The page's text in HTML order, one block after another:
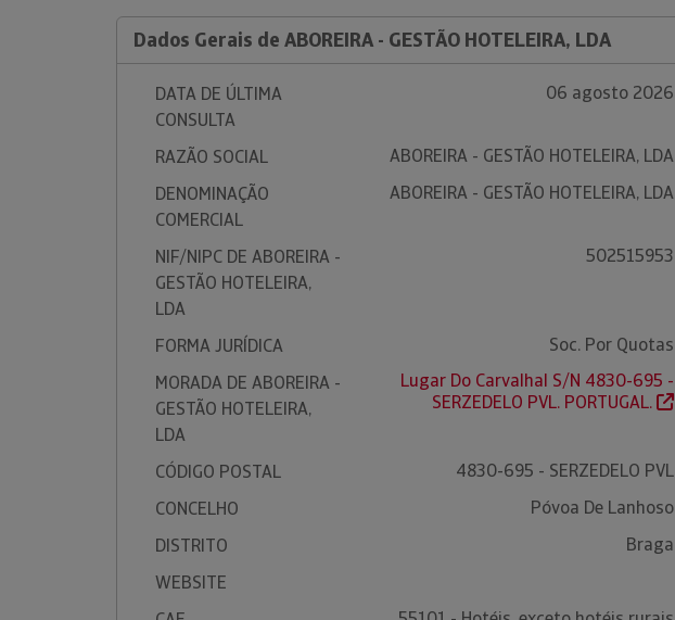
Dados Gerais de ABOREIRA - GESTÃO HOTELEIRA, LDA
DATA DE ÚLTIMA
CONSULTA
06 agosto 2026
RAZÃO SOCIAL
ABOREIRA - GESTÃO HOTELEIRA, LDA
DENOMINAÇÃO
COMERCIAL
ABOREIRA - GESTÃO HOTELEIRA, LDA
NIF/NIPC DE ABOREIRA -
GESTÃO HOTELEIRA,
LDA
502515953
FORMA JURÍDICA
Soc. Por Quotas
MORADA DE ABOREIRA -
GESTÃO HOTELEIRA,
LDA
Lugar Do Carvalhal S/N 4830-695 -
SERZEDELO PVL. PORTUGAL.
CÓDIGO POSTAL
4830-695 - SERZEDELO PVL
CONCELHO
Póvoa De Lanhoso
DISTRITO
Braga
WEBSITE